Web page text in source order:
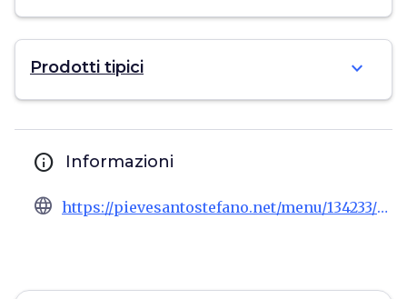
Prodotti tipici expand_more
info Informazioni
language https://pievesantostefano.net/menu/134233/pieve-santo-stefano